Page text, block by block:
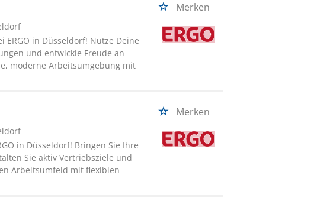
Merken
in Düsseldorf! Nutze Deine
und entwickle Freude an
moderne Arbeitsumgebung mit
Merken
in Düsseldorf! Bringen Sie Ihre
Sie aktiv Vertriebsziele und
Arbeitsumfeld mit flexiblen